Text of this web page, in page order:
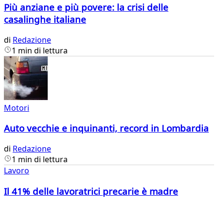
Più anziane e più povere: la crisi delle
casalinghe italiane
di Redazione
1 min di lettura
Motori
Auto vecchie e inquinanti, record in Lombardia
di Redazione
1 min di lettura
Lavoro
Il 41% delle lavoratrici precarie è madre